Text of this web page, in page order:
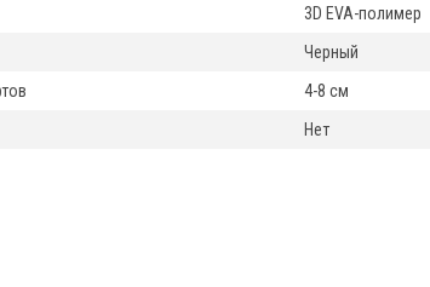
3D EVA-полимер
Черный
4-8 см
Нет